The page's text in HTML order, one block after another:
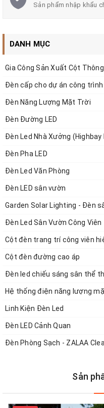
Công ty Cổ phần ZALAA Việt
MST: 0108377851
Phúc, Q.Hà Đông, T.P Hà Nội
Mobile:0971043999
KĐT Dương Nội,Phường
Email: zalaa.vn@gmail.com
Hệ thống
-https://
-
-
-
-
Sản phẩm nhập khẩu
DANH MỤC
Gia Công Sản Xuất Cột
Đèn cấp cho dự án công trình
Đèn Năng Lượng Mặt Trời
Đèn Đường LED
Đèn Led Nhà Xưởng (Highbay
Đèn Pha LED
Đèn Led Văn Phòng
Đèn LED sân vườn
Garden Solar Lighting - Đèn
Đèn Led Sân Vườn Công Viên
Cột đèn trang trí công viên
Cột đèn đường cao áp
Đèn led chiếu sáng sân thể
Hệ thống điện năng lượng
Linh Kiện Đèn Led
Đèn LED Cảnh Quan
Đèn Phòng Sạch - ZALAA
Sản